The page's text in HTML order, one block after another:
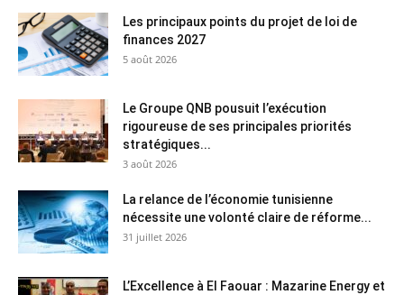
Les principaux points du projet de loi de
finances 2027
5 août 2026
Le Groupe QNB pousuit l’exécution
rigoureuse de ses principales priorités
stratégiques...
3 août 2026
La relance de l’économie tunisienne
nécessite une volonté claire de réforme...
31 juillet 2026
L’Excellence à El Faouar : Mazarine Energy et